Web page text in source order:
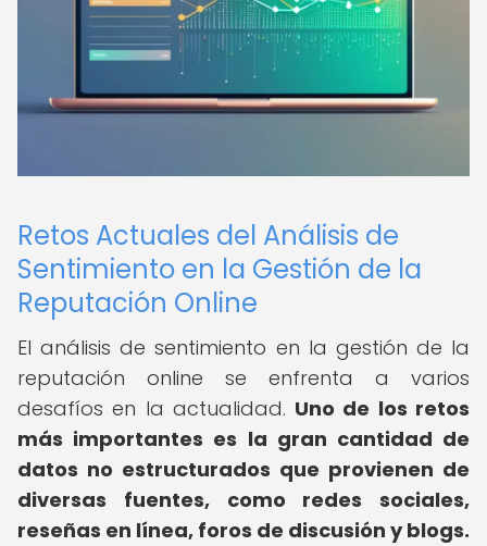
Retos Actuales del Análisis de
Sentimiento en la Gestión de la
Reputación Online
El análisis de sentimiento en la gestión de la
reputación online se enfrenta a varios
desafíos en la actualidad. Uno de los retos
más importantes es la gran cantidad de
datos no estructurados que provienen de
diversas fuentes, como redes sociales,
reseñas en línea, foros de discusión y blogs.